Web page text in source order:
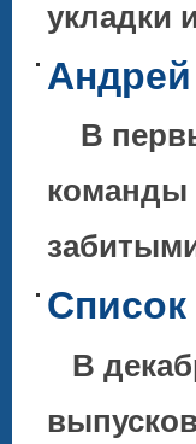
укладки
В
команды
В